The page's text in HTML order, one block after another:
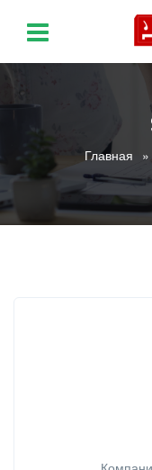
Главная